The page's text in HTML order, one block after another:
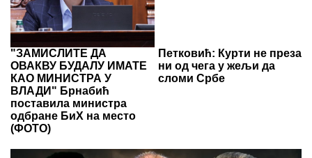
"ЗАМИСЛИТЕ ДА
ОВАКВУ БУДАЛУ ИМАТЕ
КАО МИНИСТРА У
ВЛАДИ" Брнабић
поставила министра
одбране БиХ на место
(ФОТО)
Петковић: Курти не преза
ни од чега у жељи да
сломи Србе